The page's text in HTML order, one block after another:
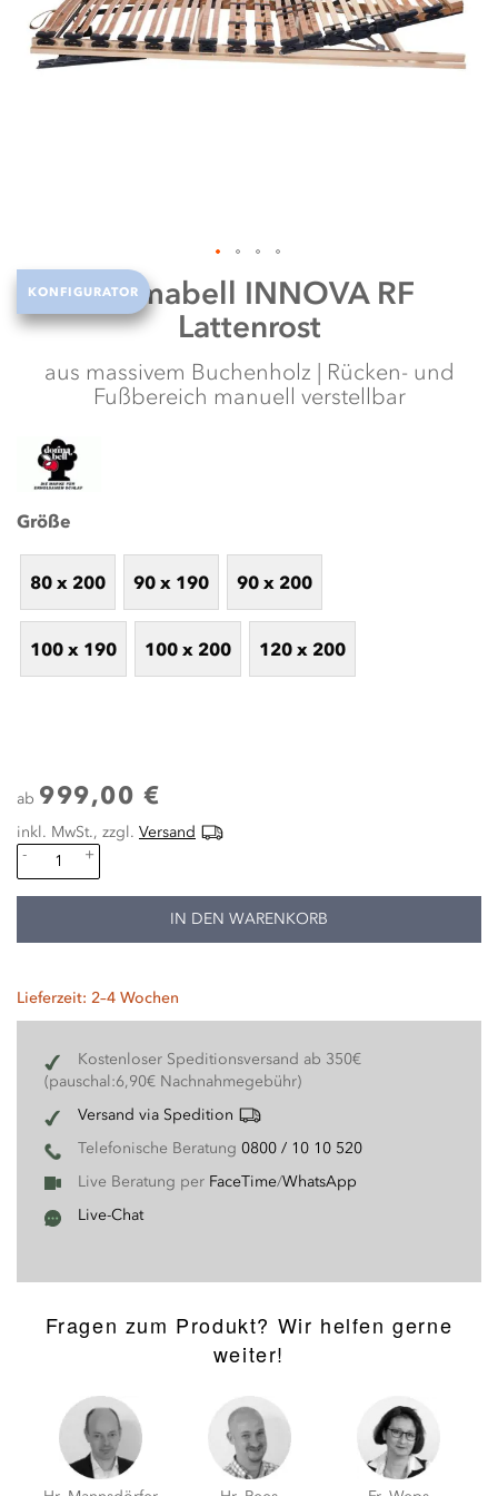
Anfang
der
springen
KONFIGURATORDormabell INNOVA RF
Lattenrost
aus massivem Buchenholz | Rücken- und
Fußbereich manuell verstellbar
Größe
80 x 200 90 x 190 90 x 200
100 x 190 100 x 200 120 x 200
ab 999,00 €
inkl. MwSt., zzgl. Versand
-
+
IN DEN WARENKORB
Lieferzeit: 2–4 Wochen
Kostenloser Speditionsversand ab 350€
(pauschal:6,90€ Nachnahmegebühr)
Versand via Spedition
Telefonische Beratung 0800 / 10 10 520
Live Beratung per FaceTime/WhatsApp
Live-Chat
Fragen zum Produkt? Wir helfen gerne
weiter!